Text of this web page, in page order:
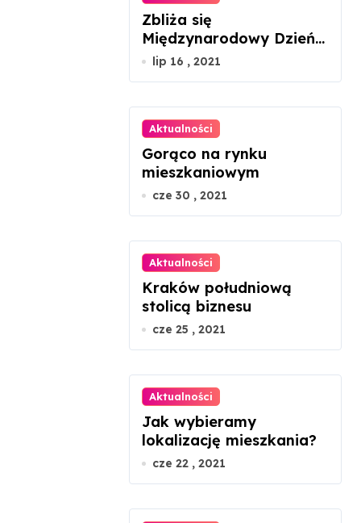
Zbliża się
Międzynarodowy Dzień
Szachów
lip 16 , 2021
Aktualności
Gorąco na rynku
mieszkaniowym
cze 30 , 2021
Aktualności
Kraków południową
stolicą biznesu
cze 25 , 2021
Aktualności
Jak wybieramy
lokalizację mieszkania?
cze 22 , 2021